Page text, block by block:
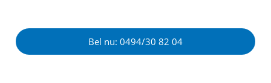
Bel nu: 0494/30 82 04